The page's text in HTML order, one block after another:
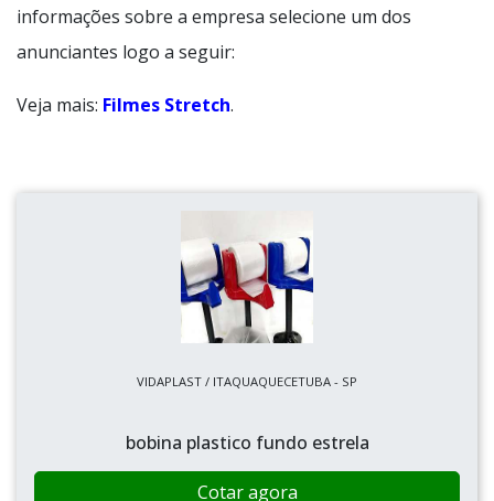
informações sobre a empresa selecione um dos
anunciantes logo a seguir:
Veja mais: Filmes Stretch.
VIDAPLAST / ITAQUAQUECETUBA - SP
bobina plastico fundo estrela
Cotar agora